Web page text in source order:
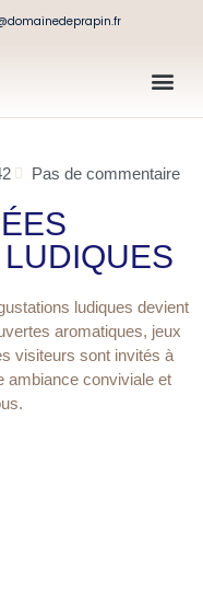
Pas de commentaire
ludiques devient
aromatiques, jeux
visiteurs sont invités à
ambiance conviviale et